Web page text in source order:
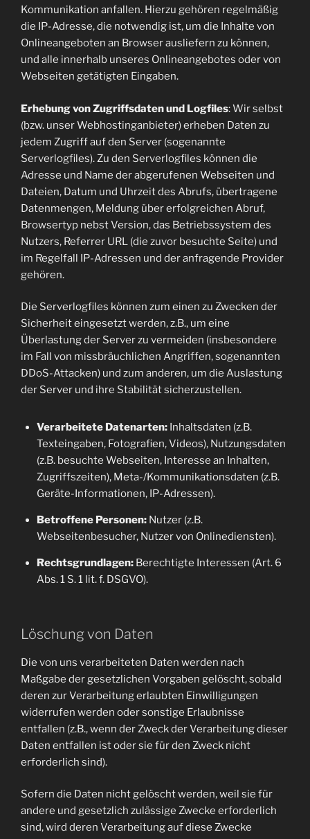
Kommunikation anfallen. Hierzu gehören regelmäßig
die IP-Adresse, die notwendig ist, um die Inhalte von
Onlineangeboten an Browser ausliefern zu können,
und alle innerhalb unseres Onlineangebotes oder von
Webseiten getätigten Eingaben.
Erhebung von Zugriffsdaten und Logfiles: Wir selbst
(bzw. unser Webhostinganbieter) erheben Daten zu
jedem Zugriff auf den Server (sogenannte
Serverlogfiles). Zu den Serverlogfiles können die
Adresse und Name der abgerufenen Webseiten und
Dateien, Datum und Uhrzeit des Abrufs, übertragene
Datenmengen, Meldung über erfolgreichen Abruf,
Browsertyp nebst Version, das Betriebssystem des
Nutzers, Referrer URL (die zuvor besuchte Seite) und
im Regelfall IP-Adressen und der anfragende Provider
gehören.
Die Serverlogfiles können zum einen zu Zwecken der
Sicherheit eingesetzt werden, z.B., um eine
Überlastung der Server zu vermeiden (insbesondere
im Fall von missbräuchlichen Angriffen, sogenannten
DDoS-Attacken) und zum anderen, um die Auslastung
der Server und ihre Stabilität sicherzustellen.
Verarbeitete Datenarten:Inhaltsdaten (z.B.
Texteingaben, Fotografien, Videos), Nutzungsdaten
(z.B. besuchte Webseiten, Interesse an Inhalten,
Zugriffszeiten), Meta-/Kommunikationsdaten (z.B.
Geräte-Informationen, IP-Adressen).
Betroffene Personen:Nutzer (z.B.
Webseitenbesucher, Nutzer von Onlinediensten).
Rechtsgrundlagen:Berechtigte Interessen (Art. 6
Abs. 1 S. 1 lit. f. DSGVO).
Löschung von Daten
Die von uns verarbeiteten Daten werden nach
Maßgabe der gesetzlichen Vorgaben gelöscht, sobald
deren zur Verarbeitung erlaubten Einwilligungen
widerrufen werden oder sonstige Erlaubnisse
entfallen (z.B., wenn der Zweck der Verarbeitung dieser
Daten entfallen ist oder sie für den Zweck nicht
erforderlich sind).
Sofern die Daten nicht gelöscht werden, weil sie für
andere und gesetzlich zulässige Zwecke erforderlich
sind, wird deren Verarbeitung auf diese Zwecke